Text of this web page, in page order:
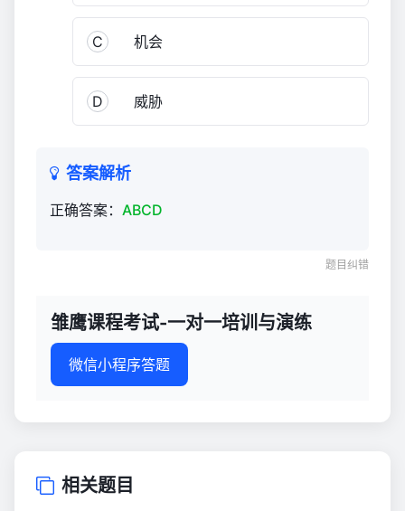
C 机会
D 威胁
答案解析
正确答案： ABCD
题目纠错
雏鹰课程考试-一对一培训与演练
微信小程序答题
相关题目